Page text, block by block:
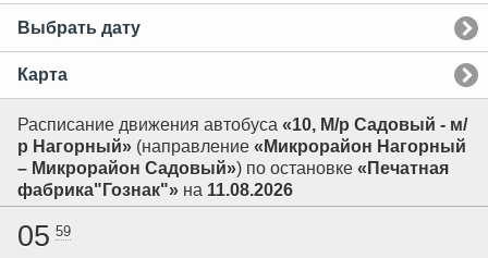
Выбрать дату
Карта
Расписание движения автобуса «10, М/р Садовый - м/
р Нагорный» (направление «Микрорайон Нагорный
– Микрорайон Садовый») по остановке «Печатная
фабрика"Гознак"» на 11.08.2026
05 59